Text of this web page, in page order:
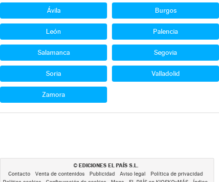
Ávila Burgos
León Palencia
Salamanca Segovia
Soria Valladolid
Zamora
© EDICIONES EL PAÍS S.L.
Contacto Venta de contenidos Publicidad Aviso legal
Política de privacidad